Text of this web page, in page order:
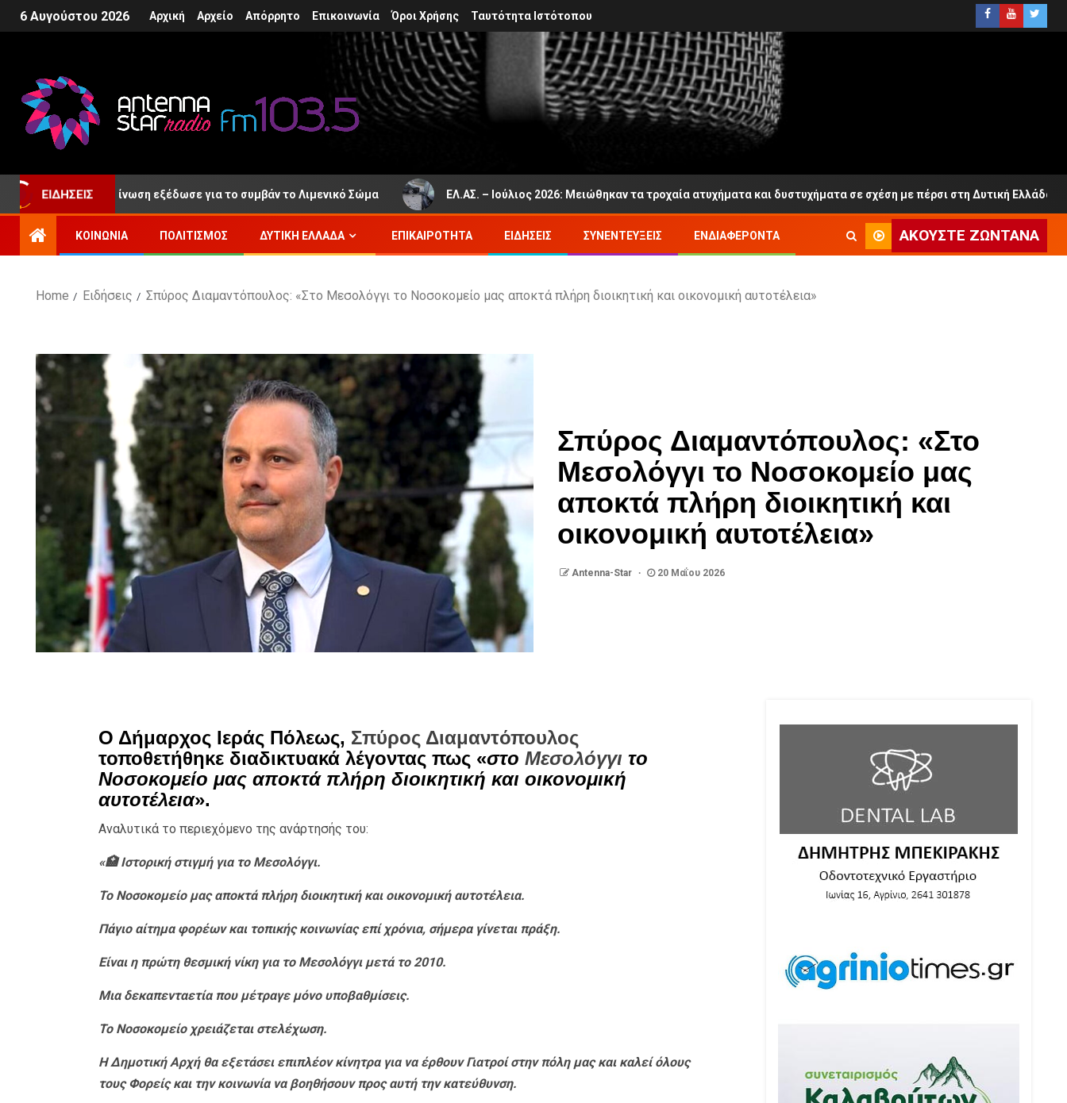
6 Αυγούστου 2026 Αρχική Αρχείο Απόρρητο Επικοινωνία Όροι Χρήσης Ταυτότητα Ιστότοπου
ΕΙΔΉΣΕΙΣ
ανακοίνωση εξέδωσε για το συμβάν το Λιμενικό Σώμα ΕΛ.ΑΣ. – Ιούλιος 2026: Μειώθηκαν τα τροχαία ατυχήματα και δυστυχήματα σε σχέση με πέρσι στη Δυτική Ελλάδα
ΚΟΙΝΩΝΊΑ ΠΟΛΙΤΙΣΜΌΣ ΔΥΤΙΚΉ ΕΛΛΆΔΑ ΕΠΙΚΑΙΡΌΤΗΤΑ ΕΙΔΉΣΕΙΣ ΣΥΝΕΝΤΕΎΞΕΙΣ ΕΝΔΙΑΦΈΡΟΝΤΑ ΑΚΟΎΣΤΕ ΖΩΝΤΑΝΆ
Home Ειδήσεις Σπύρος Διαμαντόπουλος: «Στο Μεσολόγγι το Νοσοκομείο μας αποκτά πλήρη διοικητική και οικονομική αυτοτέλεια»
Σπύρος Διαμαντόπουλος: «Στο
Μεσολόγγι το Νοσοκομείο μας
αποκτά πλήρη διοικητική και
οικονομική αυτοτέλεια»
Antenna-Star 20 Μαΐου 2026
Ο Δήμαρχος Ιεράς Πόλεως, Σπύρος Διαμαντόπουλος
τοποθετήθηκε διαδικτυακά λέγοντας πως «στο Μεσολόγγι το
Νοσοκομείο μας αποκτά πλήρη διοικητική και οικονομική
αυτοτέλεια».
Αναλυτικά το περιεχόμενο της ανάρτησής του:
«🏥 Ιστορική στιγμή για το Μεσολόγγι.
Το Νοσοκομείο μας αποκτά πλήρη διοικητική και οικονομική αυτοτέλεια.
Πάγιο αίτημα φορέων και τοπικής κοινωνίας επί χρόνια, σήμερα γίνεται πράξη.
Είναι η πρώτη θεσμική νίκη για το Μεσολόγγι μετά το 2010.
Μια δεκαπενταετία που μέτραγε μόνο υποβαθμίσεις.
Το Νοσοκομείο χρειάζεται στελέχωση.
Η Δημοτική Αρχή θα εξετάσει επιπλέον κίνητρα για να έρθουν Γιατροί στην πόλη μας και καλεί όλους
τους Φορείς και την κοινωνία να βοηθήσουν προς αυτή την κατεύθυνση.